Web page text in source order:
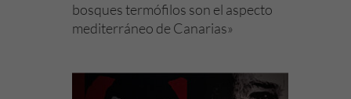
bosques termófilos son el aspecto
mediterráneo de Canarias»